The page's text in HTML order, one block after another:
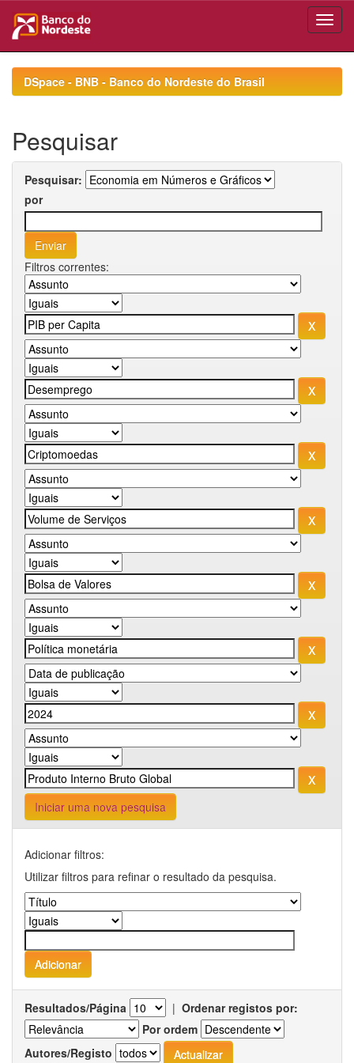
navigationDSpace - BNB - Banco do Nordeste do Brasil
Pesquisar
Pesquisar:
por
Filtros correntes:
Iniciar uma nova pesquisa
Adicionar filtros:
Utilizar filtros para refinar o resultado da pesquisa.
Resultados/Página | Ordenar registos por:
Por ordem
Autores/Registo